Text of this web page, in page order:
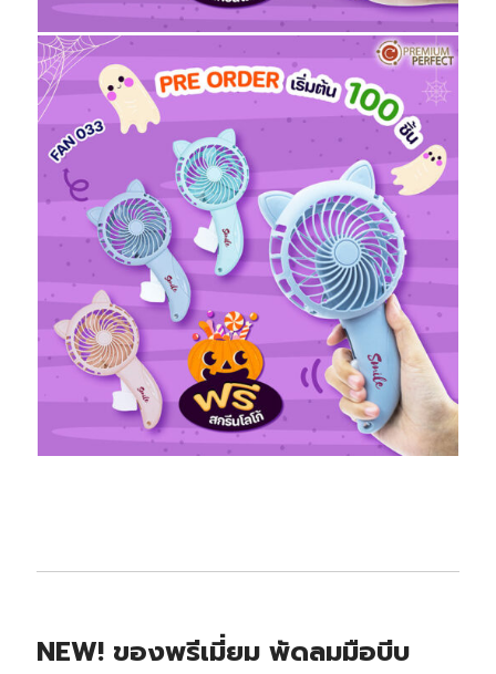
NEW! ของพรีเมี่ยม พัดลมมือบีบ